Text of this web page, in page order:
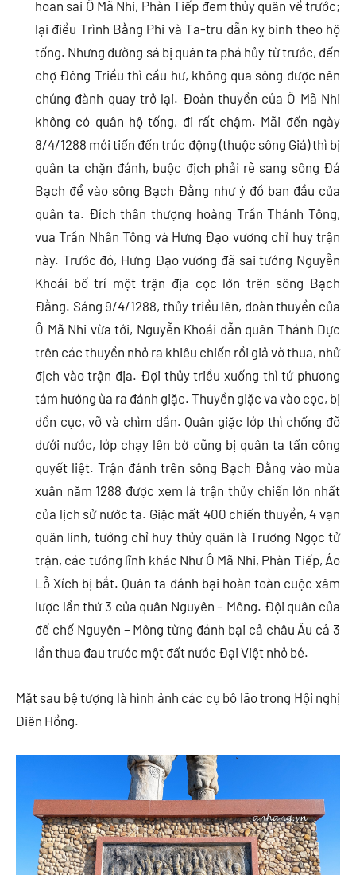
hoan sai Ô Mã Nhi, Phàn Tiếp đem thủy quân về trước;
lại điều Trình Bằng Phi và Ta-tru dẫn kỵ binh theo hộ
tống. Nhưng đường sá bị quân ta phá hủy từ trước, đến
chợ Đông Triều thì cầu hư, không qua sông được nên
chúng đành quay trở lại. Đoàn thuyền của Ô Mã Nhi
không có quân hộ tống, đi rất chậm. Mãi đến ngày
8/4/1288 mới tiến đến trúc động (thuộc sông Giá) thì bị
quân ta chặn đánh, buộc địch phải rẽ sang sông Đá
Bạch để vào sông Bạch Đằng như ý đồ ban đầu của
quân ta. Đích thân thượng hoàng Trần Thánh Tông,
vua Trần Nhân Tông và Hưng Đạo vương chỉ huy trận
này. Trước đó, Hưng Đạo vương đã sai tướng Nguyễn
Khoái bố trí một trận địa cọc lớn trên sông Bạch
Đằng. Sáng 9/4/1288, thủy triều lên, đoàn thuyền của
Ô Mã Nhi vừa tới, Nguyễn Khoái dẫn quân Thánh Dực
trên các thuyền nhỏ ra khiêu chiến rồi giả vờ thua, nhử
địch vào trận địa. Đợi thủy triều xuống thì tứ phương
tám hướng ùa ra đánh giặc. Thuyền giặc va vào cọc, bị
dồn cục, vỡ và chìm dần. Quân giặc lớp thì chống đỡ
dưới nước, lớp chạy lên bờ cũng bị quân ta tấn công
quyết liệt. Trận đánh trên sông Bạch Đằng vào mùa
xuân năm 1288 được xem là trận thủy chiến lớn nhất
của lịch sử nước ta. Giặc mất 400 chiến thuyền, 4 vạn
quân lính, tướng chỉ huy thủy quân là Trương Ngọc tử
trận, các tướng lĩnh khác Như Ô Mã Nhi, Phàn Tiếp, Áo
Lỗ Xích bị bắt. Quân ta đánh bại hoàn toàn cuộc xâm
lược lần thứ 3 của quân Nguyên – Mông. Đội quân của
đế chế Nguyên – Mông từng đánh bại cả châu Âu cả 3
lần thua đau trước một đất nước Đại Việt nhỏ bé.
Mặt sau bệ tượng là hình ảnh các cụ bô lão trong Hội nghị
Diên Hồng.